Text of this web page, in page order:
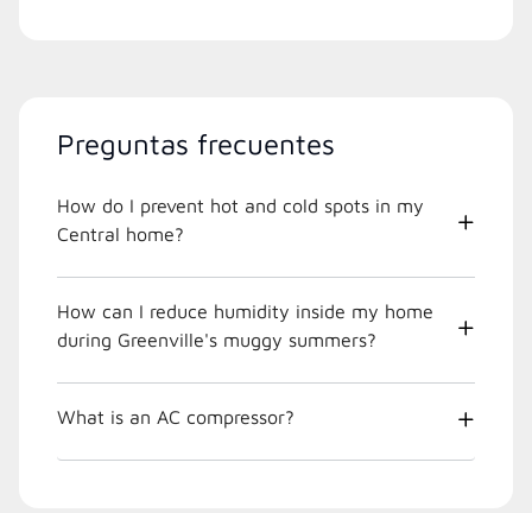
Preguntas frecuentes
How do I prevent hot and cold spots in my
Central home?
How can I reduce humidity inside my home
during Greenville's muggy summers?
What is an AC compressor?